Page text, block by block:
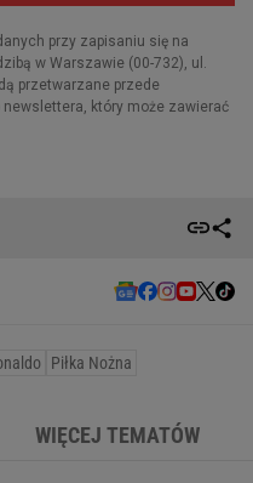
Piłka Nożna
WIĘCEJ TEMATÓW